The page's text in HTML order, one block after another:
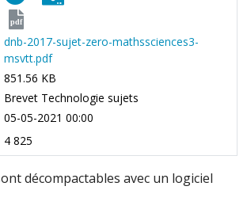
pdf
dnb-2017-sujet-zero-mathssciences3-
msvtt.pdf
851.56 KB
Brevet Technologie sujets
05-05-2021 00:00
4 825
décompactables avec un logiciel